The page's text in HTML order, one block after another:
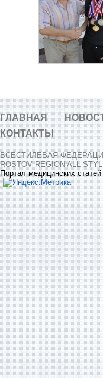
ГЛАВНАЯ
КОНТАКТЫ
ВСЕСТИЛЕВАЯ
ROSTOV REGION ALL
Портал медицинских статей